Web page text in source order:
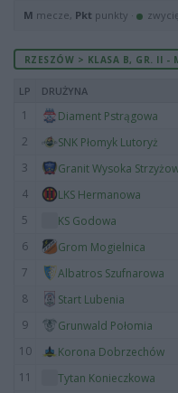
M mecze, Pkt punkty ·
RZESZÓW > KLASA B, GR. II -
LP DRUŻYNA
1 Diament Pstrągowa
2
SNK Płomyk Lutoryż
3
Granit Wysoka
4
LKS Hermanowa
5
KS Godowa
6
Grom Mogielnica
7
Albatros Szufnarowa
8
Start Lubenia
9
Grunwald Połomia
10
Korona Dobrzechów
11
Tytan Konieczkowa